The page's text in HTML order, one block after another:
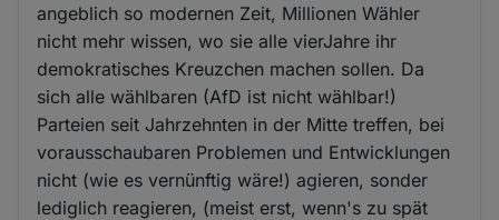
angeblich so modernen Zeit, Millionen Wähler
nicht mehr wissen, wo sie alle vierJahre ihr
demokratisches Kreuzchen machen sollen. Da
sich alle wählbaren (AfD ist nicht wählbar!)
Parteien seit Jahrzehnten in der Mitte treffen, bei
vorausschaubaren Problemen und Entwicklungen
nicht (wie es vernünftig wäre!) agieren, sonder
lediglich reagieren, (meist erst, wenn's zu spät